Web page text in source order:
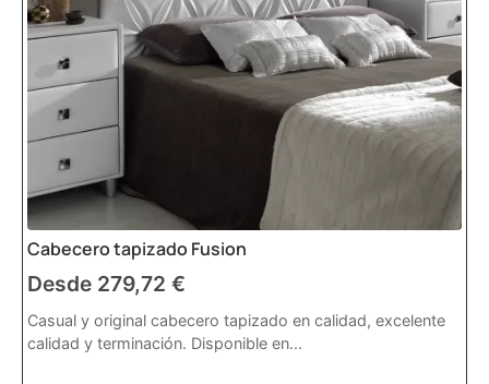
Cabecero tapizado Fusion
Desde 279,72 €
Casual y original cabecero tapizado en calidad, excelente
calidad y terminación. Disponible en...